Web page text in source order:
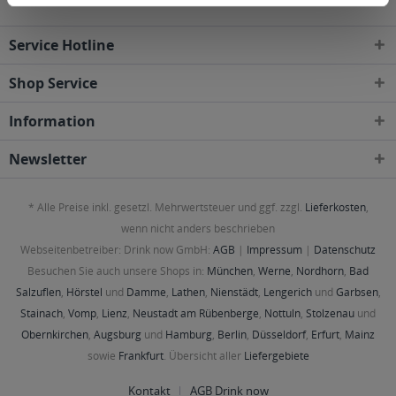
Service Hotline
Shop Service
Information
Newsletter
* Alle Preise inkl. gesetzl. Mehrwertsteuer und ggf. zzgl. Lieferkosten,
wenn nicht anders beschrieben
Webseitenbetreiber: Drink now GmbH: AGB | Impressum | Datenschutz
Besuchen Sie auch unsere Shops in: München, Werne, Nordhorn, Bad
Salzuflen, Hörstel und Damme, Lathen, Nienstädt, Lengerichund Garbsen,
Stainach, Vomp, Lienz, Neustadt am Rübenberge, Nottuln, Stolzenau und
Obernkirchen, Augsburg und Hamburg, Berlin, Düsseldorf, Erfurt, Mainz
sowie Frankfurt. Übersicht aller Liefergebiete
Kontakt AGB Drink now